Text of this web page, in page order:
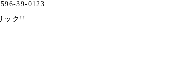
39-0123
ック!!